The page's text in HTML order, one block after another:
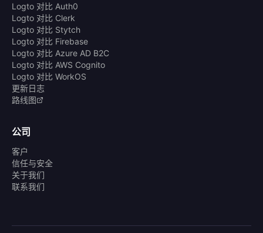
Logto 对比 Auth0
Logto 对比 Clerk
Logto 对比 Stytch
Logto 对比 Firebase
Logto 对比 Azure AD B2C
Logto 对比 AWS Cognito
Logto 对比 WorkOS
更新日志
路线图
公司
客户
信任与安全
关于我们
联系我们